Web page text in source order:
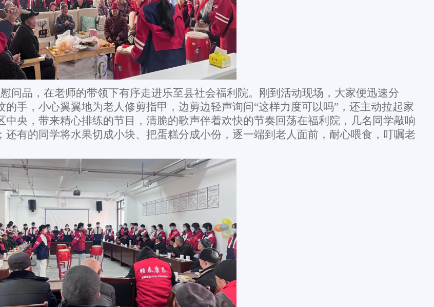
问品，在老师的带领下有序走进乐至县社会福利院。刚到活动现场，大家便迅速分
手，小心翼翼地为老人修剪指甲，边剪边轻声询问“这样力度可以吗”，还主动拉起家
央，带来精心排练的节目，清脆的歌声伴着欢快的节奏回荡在福利院，几名同学敲响
有的同学将水果切成小块、把蛋糕分成小份，逐一端到老人面前，耐心喂食，叮嘱老